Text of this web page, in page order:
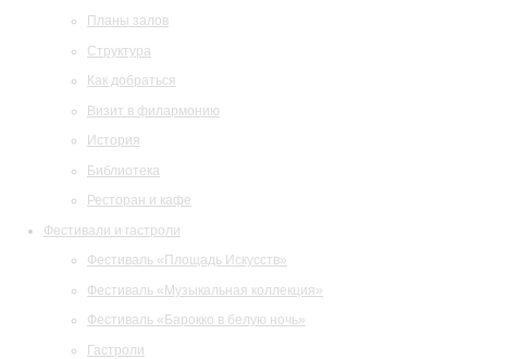
Планы залов
Структура
Как добраться
Визит в филармонию
История
Библиотека
Ресторан и кафе
Фестивали и гастроли
Фестиваль «Площадь Искусств»
Фестиваль «Музыкальная коллекция»
Фестиваль «Барокко в белую ночь»
Гастроли